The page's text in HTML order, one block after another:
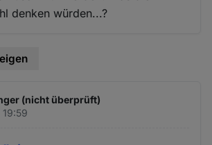
denken würden...?
(nicht überprüft)